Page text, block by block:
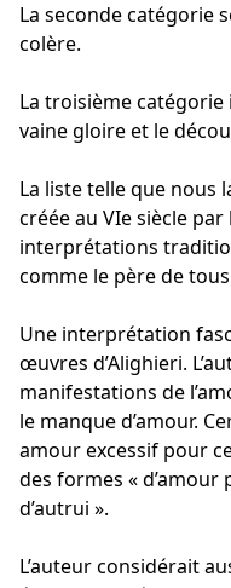
La seconde catégorie
colère.
La troisième catégorie
vaine gloire et le
La liste telle que nous
créée au VIe siècle
interprétations
comme le père de
Une interprétation
œuvres d’Alighieri.
manifestations de
le manque d’amour.
amour excessif pour
des formes «
d’autrui ».
L’auteur considérait